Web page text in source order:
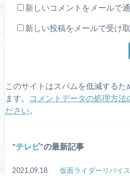
新しいコメントをメールで
新しい投稿をメールで受け
このサイトはスパムを低減する
ます。
コメントデータの処理方法
ださい
テレビ の最新記事
2021.09.18
仮面ライダーリバイ